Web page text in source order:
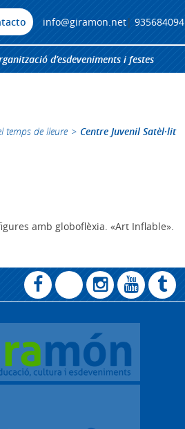
info@giramon.net| 935684094
d’esdeveniments i festes
temps de lleure > Centre Juvenil Satèl·lit
amb globoflèxia. «Art Inflable».